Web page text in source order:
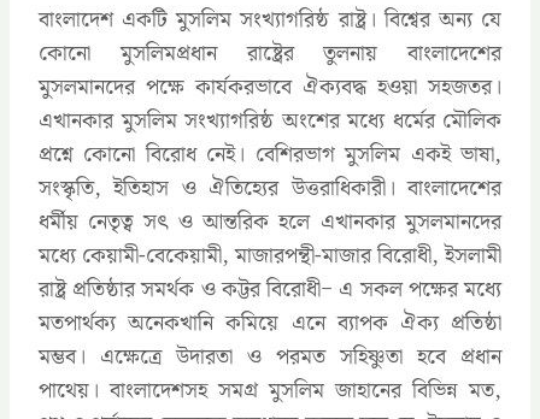
বাংলাদেশ একটি মুসলিম সংখ্যাগরিষ্ঠ রাষ্ট্র। বিশ্বের অন্য যে
কোনো মুসলিমপ্রধান রাষ্ট্রের তুলনায় বাংলাদেশের
মুসলমানদের পক্ষে কার্যকরভাবে ঐক্যবদ্ধ হওয়া সহজতর।
এখানকার মুসলিম সংখ্যাগরিষ্ঠ অংশের মধ্যে ধর্মের মৌলিক
প্রশ্নে কোনো বিরোধ নেই। বেশিরভাগ মুসলিম একই ভাষা,
সংস্কৃতি, ইতিহাস ও ঐতিহ্যের উত্তরাধিকারী। বাংলাদেশের
ধর্মীয় নেতৃত্ব সৎ ও আন্তরিক হলে এখানকার মুসলমানদের
মধ্যে কেয়ামী-বেকেয়ামী, মাজারপন্থী-মাজার বিরোধী, ইসলামী
রাষ্ট্র প্রতিষ্ঠার সমর্থক ও কট্টর বিরোধী− এ সকল পক্ষের মধ্যে
মতপার্থক্য অনেকখানি কমিয়ে এনে ব্যাপক ঐক্য প্রতিষ্ঠা
মম্ভব। এক্ষেত্রে উদারতা ও পরমত সহিষ্ণুতা হবে প্রধান
পাথেয়। বাংলাদেশসহ সমগ্র মুসলিম জাহানের বিভিন্ন মত,